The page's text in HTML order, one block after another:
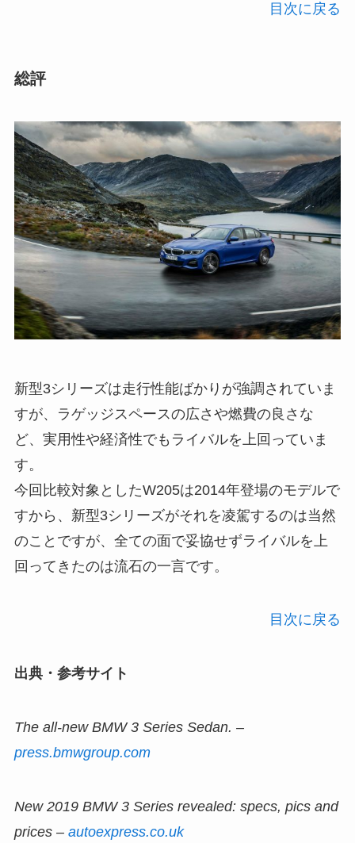
目次に戻る
総評
新型3シリーズは走行性能ばかりが強調されていま
すが、ラゲッジスペースの広さや燃費の良さな
ど、実用性や経済性でもライバルを上回っていま
す。
今回比較対象としたW205は2014年登場のモデルで
すから、新型3シリーズがそれを凌駕するのは当然
のことですが、全ての面で妥協せずライバルを上
回ってきたのは流石の一言です。
目次に戻る
出典・参考サイト
The all-new BMW 3 Series Sedan. –
press.bmwgroup.com
New 2019 BMW 3 Series revealed: specs, pics and
prices – autoexpress.co.uk